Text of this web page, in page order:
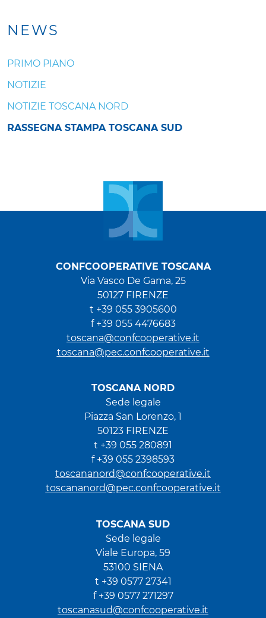
NEWS
PRIMO PIANO
NOTIZIE
NOTIZIE TOSCANA NORD
RASSEGNA STAMPA TOSCANA SUD
CONFCOOPERATIVE TOSCANA
Via Vasco De Gama, 25
50127 FIRENZE
t +39 055 3905600
f +39 055 4476683
toscana@confcooperative.it
toscana@pec.confcooperative.it
TOSCANA NORD
Sede legale
Piazza San Lorenzo, 1
50123 FIRENZE
t +39 055 280891
f +39 055 2398593
toscananord@confcooperative.it
toscananord@pec.confcooperative.it
TOSCANA SUD
Sede legale
Viale Europa, 59
53100 SIENA
t +39 0577 27341
f +39 0577 271297
toscanasud@confcooperative.it